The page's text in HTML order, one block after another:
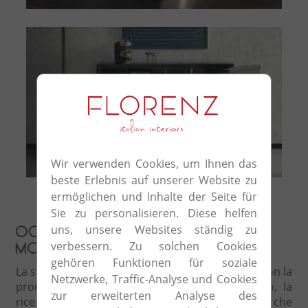
Dante
Ogni volta un tocco da
maestro
La storia di Signorini & Coco comincia nel 1973 con la
produzione di mobili d’arte. Alla base di tutto, la
ricerca assoluta di una perfezione stilistica che
Wir verwenden Cookies, um Ihnen das
beste Erlebnis auf unserer Website zu
ermöglichen und Inhalte der Seite für
Sie zu personalisieren. Diese helfen
uns, unsere Websites ständig zu
verbessern. Zu solchen Cookies
gehören Funktionen für soziale
Netzwerke, Traffic-Analyse und Cookies
zur erweiterten Analyse des